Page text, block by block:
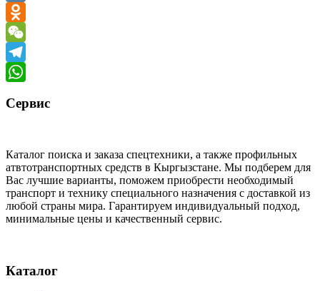
VK
Odnoklassniki
WeChat
Telegram
Сервис
Каталог поиска и заказа спецтехники, а также профильных
атвтотранспортных средств в Кыргызстане. Мы подберем для
Вас лучшие варианты, поможем приобрести необходимый
транспорт и технику специального назначения с доставкой из
любой страны мира. Гарантируем индивидуальный подход,
минимальные цены и качественный сервис.
Каталог